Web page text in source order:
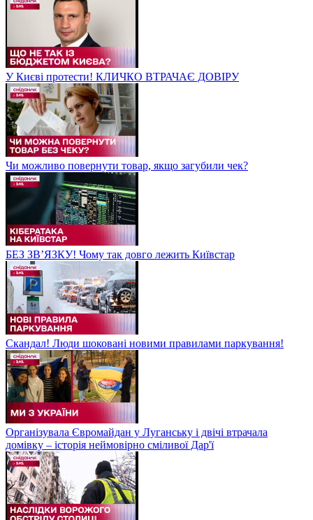
У Києві протести! КЛИЧКО ВТРАЧАЄ ДОВІРУ
Чи можливо повернути товар, якщо загубили чек?
БЕЗ ЗВʼЯЗКУ! Чому так довго лежить Київстар
Скандал! Люди шоковані новими правилами паркування!
Організувала Євромайдан у Луганську і двічі втрачала
домівку – історія неймовірно сміливої Дар'ї